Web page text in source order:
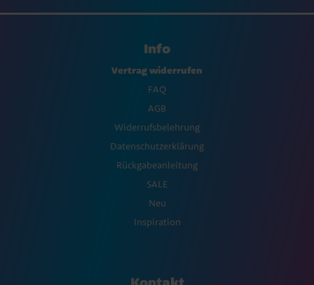
Info
Vertrag widerrufen
FAQ
AGB
Widerrufsbelehrung
Datenschutzerklärung
Rückgabeanleitung
SALE
Neu
Inspiration